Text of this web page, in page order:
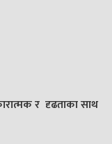
र दृढताका साथ